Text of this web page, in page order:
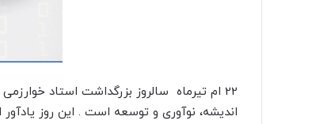
22 ام تیرماه سالروز بزرگداشت استاد
اندیشه، نوآوری و توسعه است . این روز